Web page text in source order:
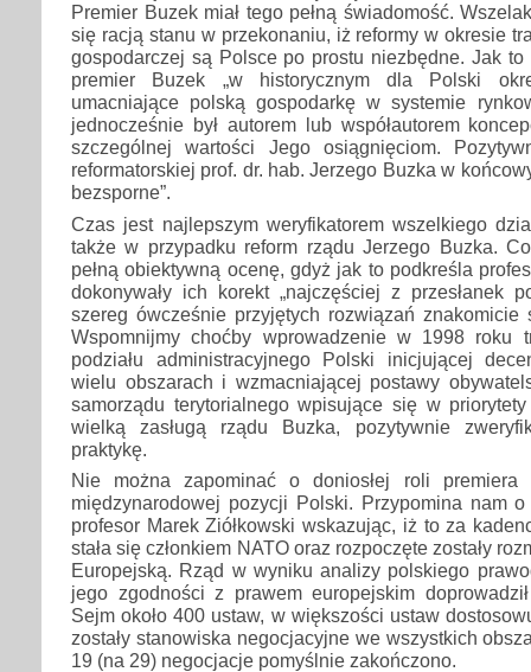
Premier Buzek miał tego pełną świadomość.
się racją stanu w przekonaniu, iż reformy w okresie
gospodarczej są Polsce po prostu niezbędne. Jak
premier Buzek „w historycznym dla Polski
umacniające polską gospodarkę w systemie
jednocześnie był autorem lub współautorem
szczególnej wartości Jego osiągnięciom.
reformatorskiej prof. dr. hab. Jerzego Buzka w
bezsporne”.
Czas jest najlepszym weryfikatorem wszelkiego
także w przypadku reform rządu Jerzego Buzka.
pełną obiektywną ocenę, gdyż jak to podkreśla
dokonywały ich korekt „najczęściej z przesłanek
szereg ówcześnie przyjętych rozwiązań
Wspomnijmy choćby wprowadzenie w 1998 roku
podziału administracyjnego Polski inicjującej
wielu obszarach i wzmacniającej postawy
samorządu terytorialnego wpisujące się w
wielką zasługą rządu Buzka, pozytywnie
praktykę.
Nie można zapominać o doniosłej roli premiera
międzynarodowej pozycji Polski. Przypomina nam
profesor Marek Ziółkowski wskazując, iż to za
stała się członkiem NATO oraz rozpoczęte zostały
Europejską. Rząd w wyniku analizy polskiego
jego zgodności z prawem europejskim
Sejm około 400 ustaw, w większości ustaw
zostały stanowiska negocjacyjne we wszystkich
19 (na 29) negocjacje pomyślnie zakończono.